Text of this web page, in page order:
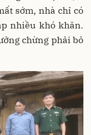
sớm, nhà chỉ có
nhiều khó khăn.
chừng phải bỏ